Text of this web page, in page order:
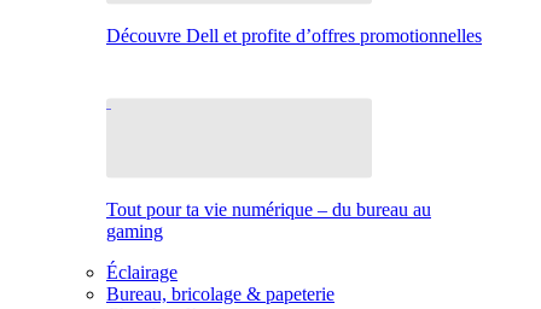
Découvre Dell et profite d’offres promotionnelles
Tout pour ta vie numérique – du bureau au
gaming
Éclairage
Bureau, bricolage & papeterie